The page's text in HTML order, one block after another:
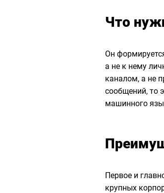
Что
Он
а не к нему
каналом, а не
сообщений, то
машинного
Первое и
крупных